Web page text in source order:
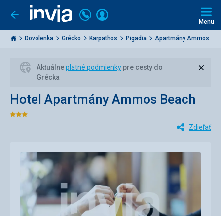
Ísť
späť
Invia.sk
Volajte
+421
2
3221
Prihlásiť
Menu
Dovolenka Grécko Karpathos Pigadia Apartmány Ammos
Aktuálneplatné podmienky pre cesty do
Grécka
Hotel Apartmány Ammos Beach
Hodnotenie:
Zdieľať